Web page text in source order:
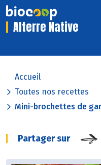
Alterre Native
Accueil
Toutes nos recettes
Mini-brochettes de
Partager sur